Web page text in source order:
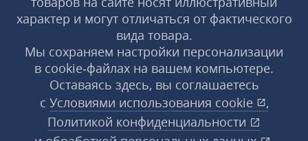
характер и могут отличаться от фактического
вида товара.
Мы сохраняем настройки персонализации
в cookie‑файлах на вашем компьютере.
Оставаясь здесь, вы соглашаетесь
с Условиями использования cookie
,
Политикой конфиденциальности